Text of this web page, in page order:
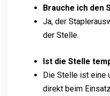
Brauche ich den
Ja, der
der Stelle.
Ist die Stelle
Die Stelle ist eine
direkt beim